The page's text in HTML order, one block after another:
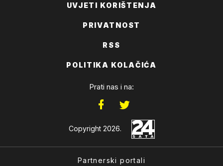
UVJETI KORIŠTENJA
PRIVATNOST
RSS
POLITIKA KOLAČIĆA
Prati nas i na:
Copyright 2026.
Partnerski portali